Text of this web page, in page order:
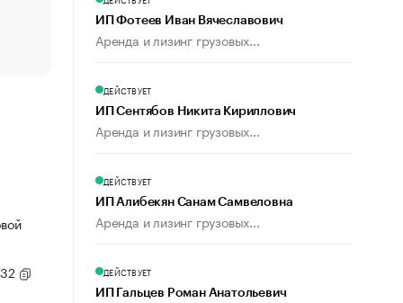
Что обвинения против Павла Дурова значат для
пользователей
ИП Фотеев Иван Вячеславович
Аренда и лизинг грузовых...
ДЕЙСТВУЕТ
ИП Сентябов Никита Кириллович
Аренда и лизинг грузовых...
ДЕЙСТВУЕТ
ИП Алибекян Санам Самвеловна
Аренда и лизинг грузовых...
ДЕЙСТВУЕТ
ИП Гальцев Роман Анатольевич